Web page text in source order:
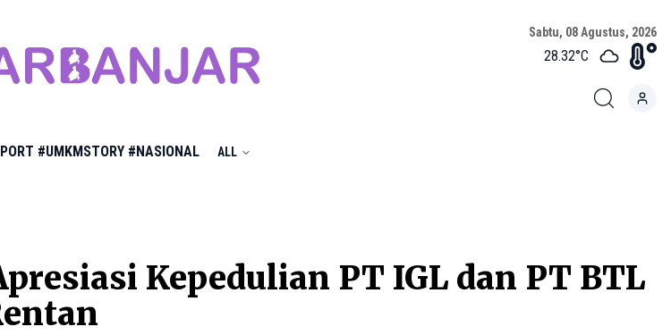
Sabtu, 08 Agustus, 2026
28.32°C
#UMKMSTORY #NASIONAL ALL
Kepedulian PT IGL dan PT BTL